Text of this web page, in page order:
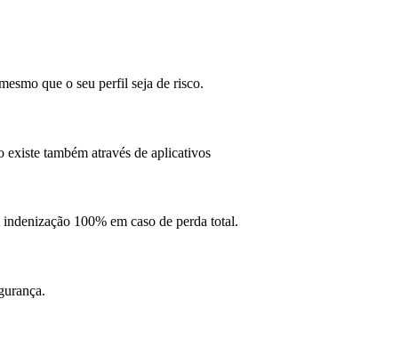
que o seu perfil seja de risco.
existe também através de aplicativos
100% em caso de perda total.